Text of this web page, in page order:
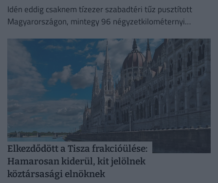
Idén eddig csaknem tízezer szabadtéri tűz pusztított
Magyarországon, mintegy 96 négyzetkilométernyi
Elkezdődött a Tisza frakcióülése:
Hamarosan kiderül, kit jelölnek
köztársasági elnöknek